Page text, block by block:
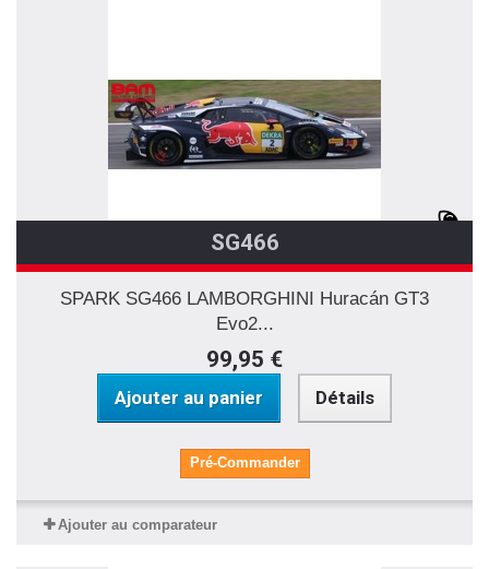
SG466
SPARK SG466 LAMBORGHINI Huracán GT3
Evo2...
99,95 €
Ajouter au panier Détails
Pré-Commander
Ajouter au comparateur